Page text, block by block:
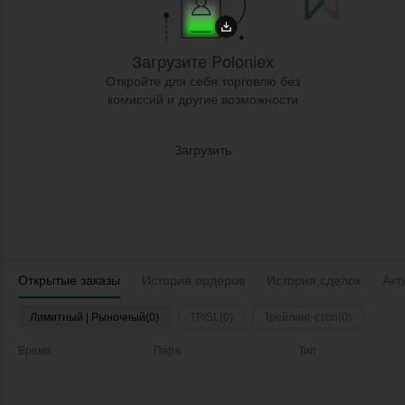
Открытые заказы История ордеров История сделок
Лимитный | Рыночный(0) TP/SL(0) Трейлинг-стоп(0)
Время Пара Тип
Загрузите Poloniex
Откройте для себя торговлю без
комиссий и другие возможности
Загрузить